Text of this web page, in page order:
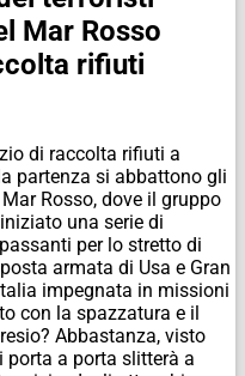
Mar Rosso
rifiuti
di raccolta rifiuti a
partenza si abbattono gli
Rosso, dove il gruppo
una serie di
per lo stretto di
armata di Usa e Gran
impegnata in missioni
con la spazzatura e il
Abbastanza, visto
a porta slitterà a